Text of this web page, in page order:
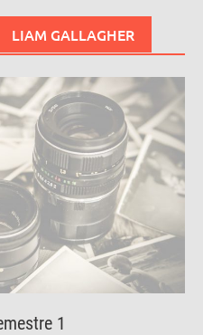
LIAM GALLAGHER
1